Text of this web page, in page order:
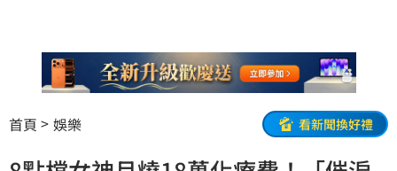
首頁 娛樂 看新聞換好禮